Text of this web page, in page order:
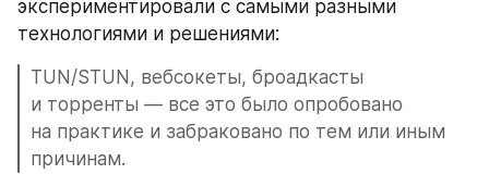
экспериментировали с самыми разными
технологиями и решениями:
TUN/STUN, вебсокеты, броадкасты
и торренты — все это было опробовано
на практике и забраковано по тем или иным
причинам.